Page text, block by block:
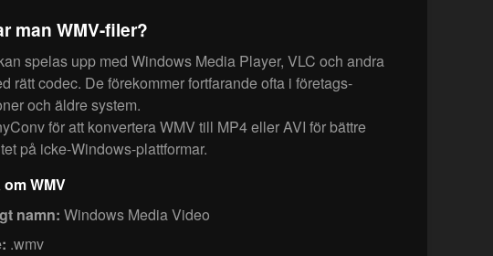
man WMV-filer?
spelas upp med Windows Media Player, VLC och andra
rätt codec. De förekommer fortfarande ofta i företags­
och äldre system.
för att konvertera WMV till MP4 eller AVI för bättre
på icke-Windows-plattformar.
WMV
namn: Windows Media Video
.wmv